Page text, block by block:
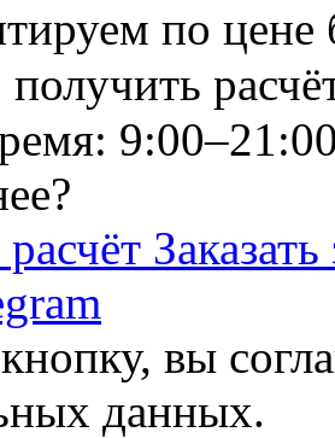
по цене
вы
данных.